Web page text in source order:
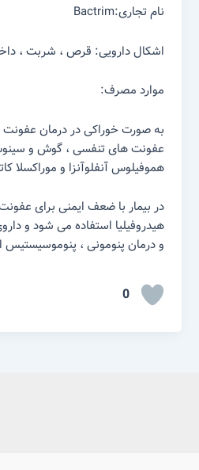
نام تجاری:Bactrim
اشکال دارویی: قرص ، شربت ،
موارد مصرف:
به صورت خوراکی در درمان عفونت
عفونت های تنفسی ، گوش و
هموفیلوس آنفلوآنزا و موراکسلا
در بیمار با ضعف ایمنی برای
هیدروفیلیا استفاده می شود و
و درمان پنومونی ،
0